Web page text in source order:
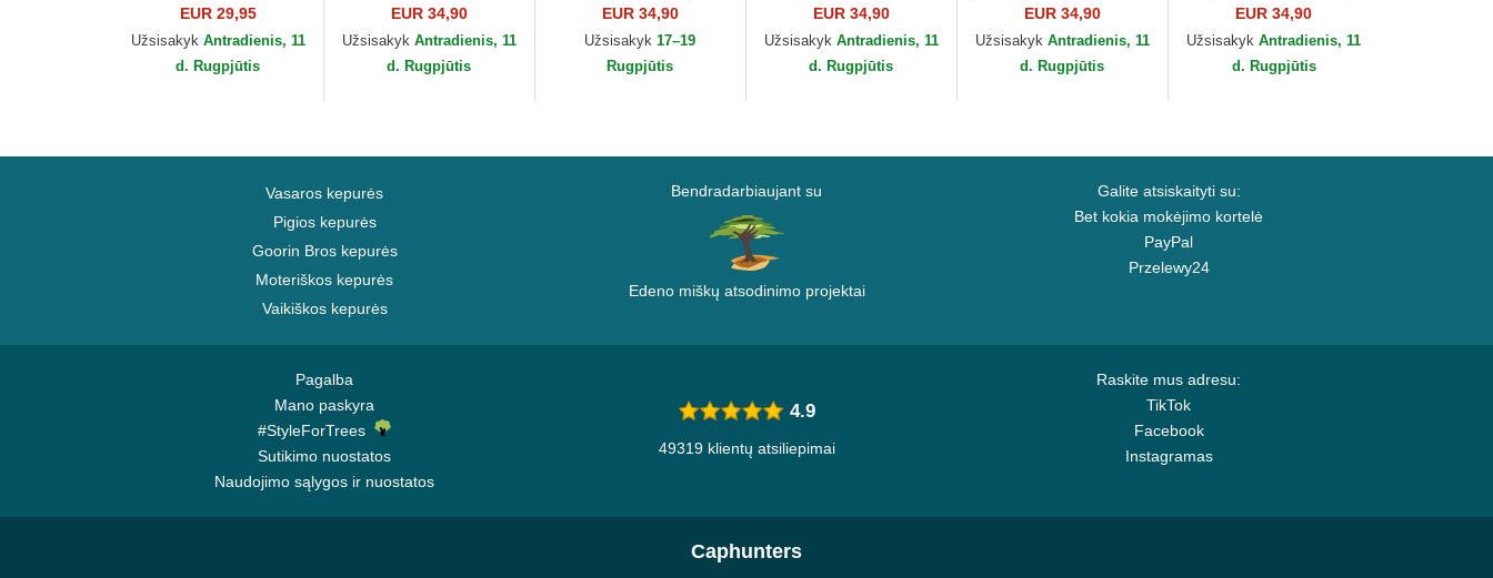
EUR 29,95
Užsisakyk Antradienis, 11
d. Rugpjūtis
Kojotas Looney Tunes
Capslab
EUR 34,90
Užsisakyk Antradienis, 11
d. Rugpjūtis
velnias Looney Tunes
Capslab
EUR 34,90
Užsisakyk17–19
Rugpjūtis
JOE Snoopy Žemės
riešutai Capslab
EUR 34,90
Užsisakyk Antradienis, 11
d. Rugpjūtis
Help! REL Scooby-Doo
Capslab
EUR 34,90
Užsisakyk Antradienis, 11
d. Rugpjūtis
Rošis Dragon Ball
Capslab
EUR 34,90
UžsisakykAntradienis, 11
d. Rugpjūtis
Vasaros kepurės
Pigios kepurės
Goorin Bros kepurės
Moteriškos kepurės
Vaikiškos kepurės
Bendradarbiaujant su
Edeno miškų atsodinimo projektai
Galite atsiskaityti su:
Bet kokia mokėjimo kortelė
PayPal
Przelewy24
Pagalba
Mano paskyra
#StyleForTrees
Sutikimo nuostatos
Naudojimo sąlygos ir nuostatos
Raskite mus adresu:
TikTok
Facebook
Instagramas
4.9
49319 klientų atsiliepimai
Caphunters